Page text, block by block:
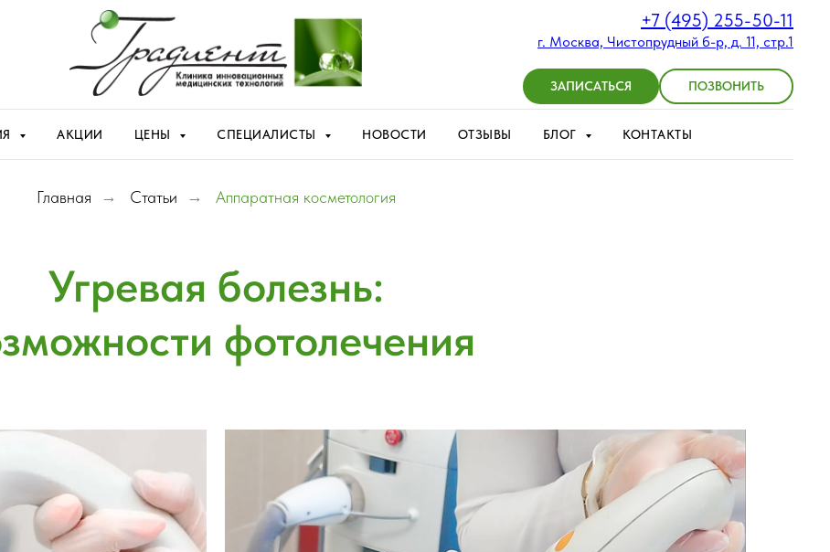
+7 (495) 255-50-11
г. Москва, Чистопрудный б-р, д. 11, стр.1
ЗАПИСАТЬСЯ ПОЗВОНИТЬ
АКЦИИ ЦЕНЫ СПЕЦИАЛИСТЫ НОВОСТИ ОТЗЫВЫ БЛОГ КОНТАКТЫ
Главная → Статьи → Аппаратная косметология
Угревая болезнь:
фотолечения